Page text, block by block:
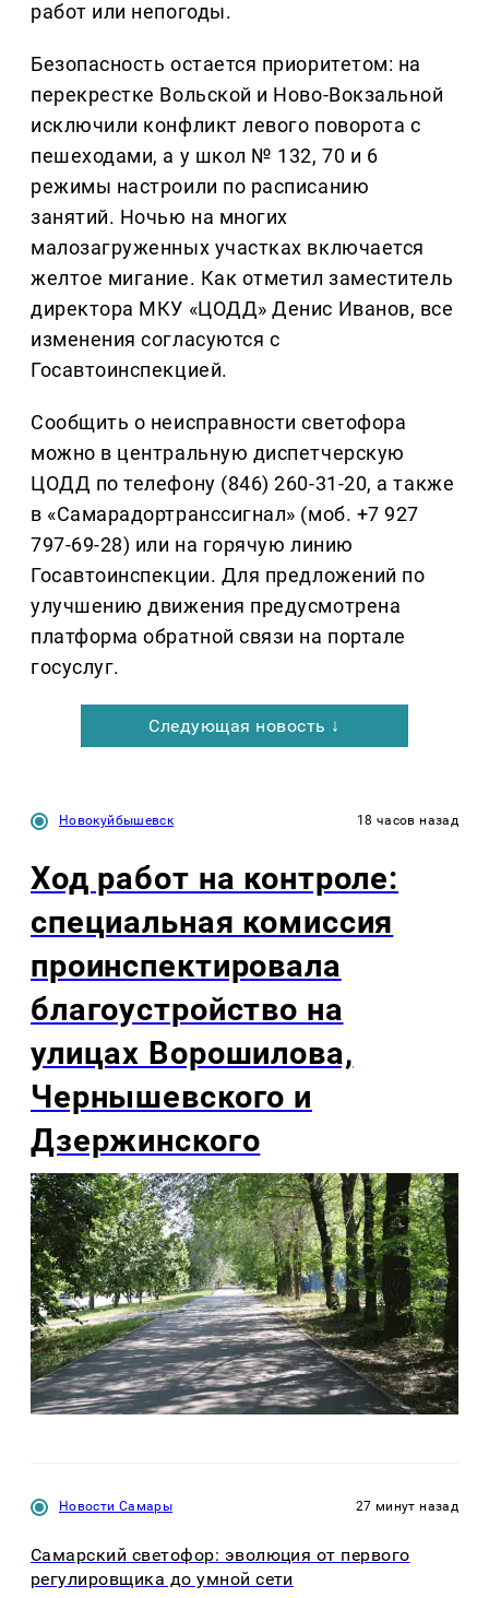
работ или непогоды.
Безопасность остается приоритетом: на
перекрестке Вольской и Ново-Вокзальной
исключили конфликт левого поворота с
пешеходами, а у школ № 132, 70 и 6
режимы настроили по расписанию
занятий. Ночью на многих
малозагруженных участках включается
желтое мигание. Как отметил заместитель
директора МКУ «ЦОДД» Денис Иванов, все
изменения согласуются с
Госавтоинспекцией.
Сообщить о неисправности светофора
можно в центральную диспетчерскую
ЦОДД по телефону (846) 260-31-20, а также
в «Самарадортранссигнал» (моб. +7 927
797-69-28) или на горячую линию
Госавтоинспекции. Для предложений по
улучшению движения предусмотрена
платформа обратной связи на портале
госуслуг.
Следующая новость ↓
Новокуйбышевск 18 часов назад
Ход работ на контроле:
специальная комиссия
проинспектировала
благоустройство на
улицах Ворошилова,
Чернышевского и
Дзержинского
Новости Самары 27 минут назад
Самарский светофор: эволюция от первого
регулировщика до умной сети